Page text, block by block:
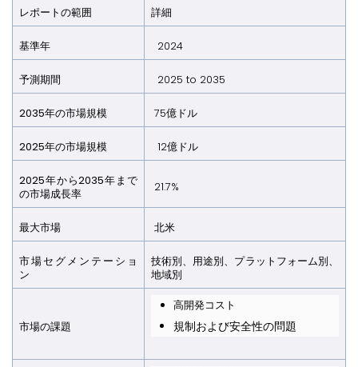
レポートの範囲 詳細
基準年 2024
予測期間​​​​​​​ 2025 to 2035
2035年の市場規模 75億ドル
2025年の市場規模 12億ドル
2025年から2035年まで
の市場成長率
21.7%
最大市場 北米
市場セグメンテーショ
ン
技術別、用途別、プラットフォーム別、
地域別
市場の課題
高開発コスト
規制および安全性の問題